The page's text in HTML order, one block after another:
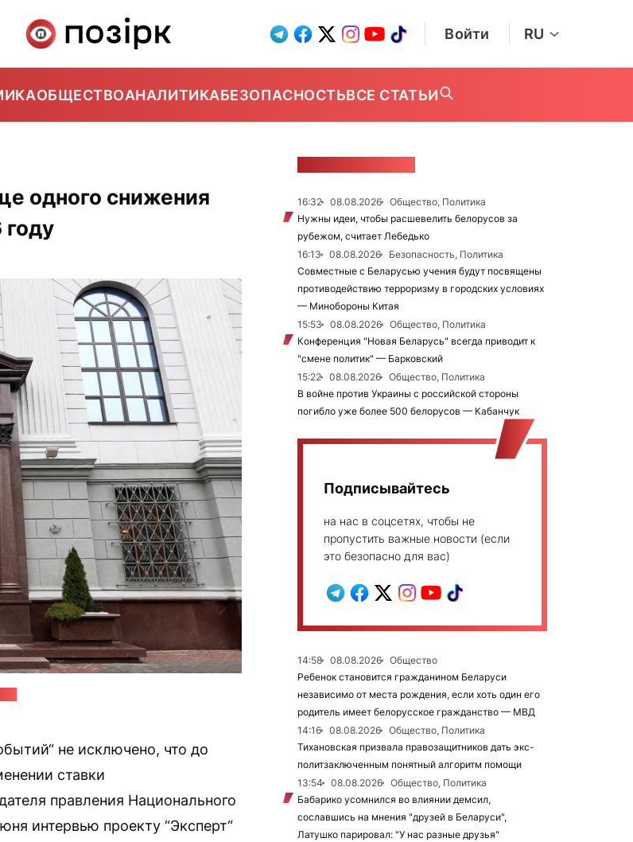
Войти RU
ОБЩЕСТВОАНАЛИТИКАБЕЗОПАСНОСТЬВСЕ СТАТЬИ
одного снижения
не исключено, что до
ставки
правления Национального
интервью проекту “Эксперт“
16:32 08.08.2026
Общество, Политика
Нужны идеи, чтобы расшевелить белорусов за
рубежом, считает Лебедько
16:13
08.08.2026
Безопасность, Политика
Совместные с Беларусью учения будут посвящены
противодействию терроризму в городских условиях
— Минобороны Китая
15:53
08.08.2026
Общество, Политика
Конференция "Новая Беларусь" всегда приводит к
"смене политик" — Барковский
15:22
08.08.2026
Общество, Политика
В войне против Украины с российской стороны
погибло уже более 500 белорусов — Кабанчук
Подписывайтесь
на нас в соцсетях, чтобы не
пропустить важные новости (если
это безопасно для вас)
14:58 08.08.2026
Общество
Ребенок становится гражданином Беларуси
независимо от места рождения, если хоть один его
родитель имеет белорусское гражданство — МВД
14:16
08.08.2026
Общество, Политика
Тихановская призвала правозащитников дать экс-
политзаключенным понятный алгоритм помощи
13:54
08.08.2026
Общество, Политика
Бабарико усомнился во влиянии демсил,
сославшись на мнения "друзей в Беларуси",
Латушко парировал: "У нас разные друзья"